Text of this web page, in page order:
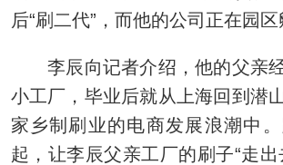
后“刷二代”，而他的公司正在园区
李辰向记者介绍，他的父亲经
小工厂，毕业后就从上海回到潜
家乡制刷业的电商发展浪潮中
起，让李辰父亲工厂的刷子“走